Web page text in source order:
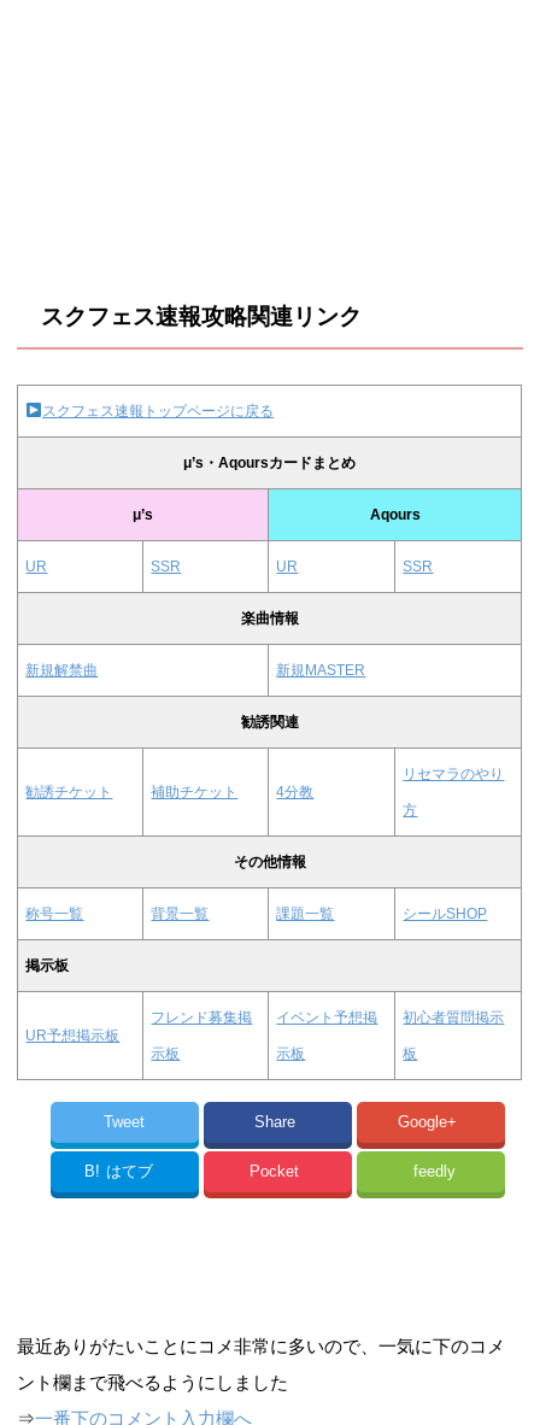
スクフェス速報攻略関連リンク
スクフェス速報トップページに戻る
μ’s・Aqoursカードまとめ
μ’s Aqours
UR SSR UR SSR
楽曲情報
新規解禁曲 新規MASTER
勧誘関連
勧誘チケット 補助チケット 4分教
リセマラのやり
方
その他情報
称号一覧 背景一覧 課題一覧 シールSHOP
掲示板
UR予想掲示板
フレンド募集掲
示板
イベント予想掲
示板
初心者質問掲示
板
Tweet Share Google+
B! はてブ Pocket feedly
最近ありがたいことにコメ非常に多いので、一気に下のコメ
ント欄まで飛べるようにしました
⇒一番下のコメント入力欄へ